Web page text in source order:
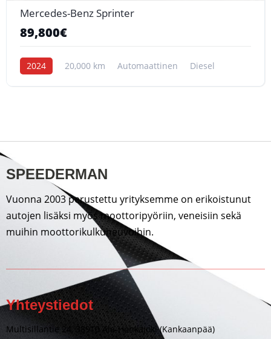
Mercedes-Benz Sprinter
89,800€
2024 20,000 km Automaattinen Diesel
SPEEDERMAN
Vuonna 2003 perustettu yrityksemme on erikoistunut
autojen lisäksi myös moottoripyöriin, veneisiin sekä
muihin moottorikulkuneuvoihin.
Yhteystiedot
Multisillantie 24, 38910 Ala-Honkajoki (Kankaanpää)